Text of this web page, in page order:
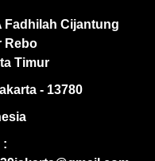
Fadhilah Cijantung
Rebo
Timur
- 13780
: